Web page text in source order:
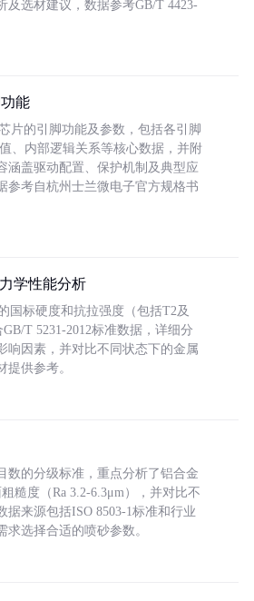
及选材建议，数据参考GB/T 4423-
能
片的引脚功能及参数，包括各引脚
、内部逻辑关系等核心数据，并附
涵盖驱动配置、保护机制及典型应
参考自杭州士兰微电子官方规格书
学性能分析
国标硬度和抗拉强度（包括T2及
T 5231-2012标准数据，详细分
响因素，并对比不同状态下的金属
提供参考。
数的分级标准，重点分析了铝合金
糙度（Ra 3.2-6.3μm），并对比不
据来源包括ISO 8503-1标准和行业
求选择合适的喷砂参数。